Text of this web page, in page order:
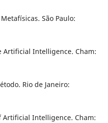
Metafísicas. São Paulo:
Artificial Intelligence. Cham:
Rio de Janeiro:
Artificial Intelligence. Cham: